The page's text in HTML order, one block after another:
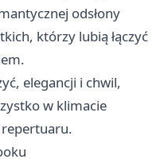
odsłony
którzy lubią łączyć
elegancji i chwil,
w klimacie